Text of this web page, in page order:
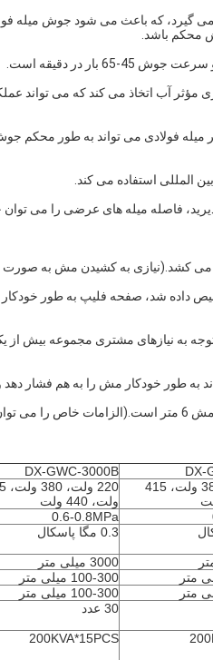
گیرد، که باعث می شود جوش میله
محکم باشد.
مؤثر آب اتخاذ می کند که می تواند
میله فولادی می تواند به طور
به نیازهای مشتری مجموعه بیش از
DX-
DX-GWC-3000B
220 ولت، 380 ولت، 415
220
ولت، 440 ولت
0.6-0.8MPa
0.3 مگا پاسکال
3000 میلی متر
100-300 میلی متر
100-300 میلی متر
30 عدد
200KVA*15PCS